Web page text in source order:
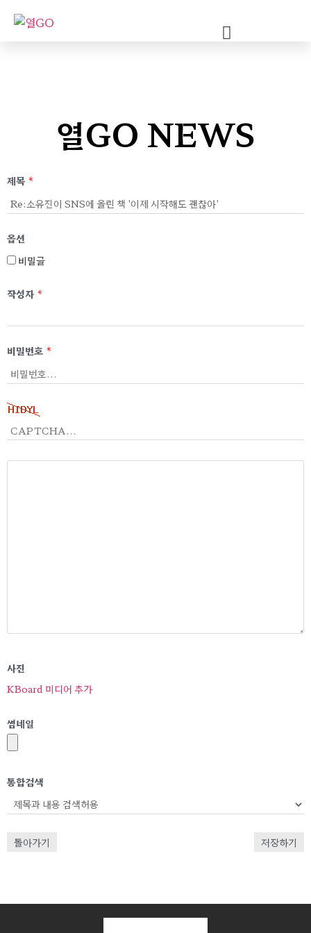
열GO NEWS
제목 *
옵션
비밀글
작성자 *
비밀번호 *
사진
KBoard 미디어 추가
썸네일
통합검색
돌아가기 저장하기